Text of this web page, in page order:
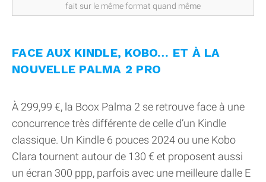
fait sur le même format quand même
FACE AUX KINDLE, KOBO… ET À LA
NOUVELLE PALMA 2 PRO
À 299,99 €, la Boox Palma 2 se retrouve face à une
concurrence très différente de celle d’un Kindle
classique. Un Kindle 6 pouces 2024 ou une Kobo
Clara tournent autour de 130 € et proposent aussi
un écran 300 ppp, parfois avec une meilleure dalle E